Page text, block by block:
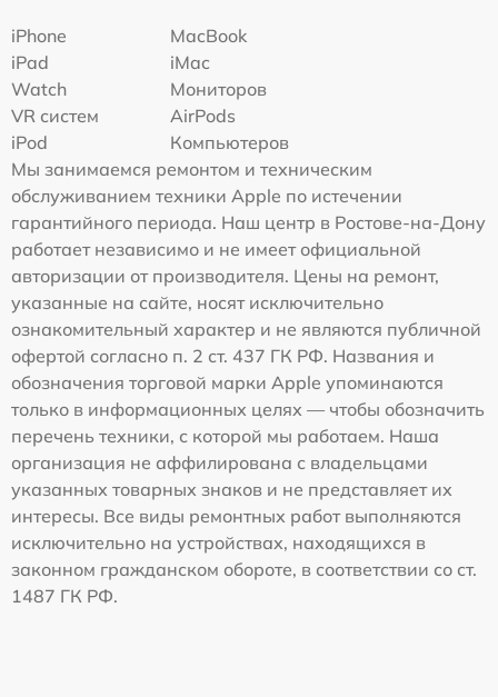
iPhone
MacBook
iPad
iMac
Watch
Мониторов
VR систем
AirPods
iPod
Компьютеров
Мы занимаемся ремонтом и техническим
обслуживанием техники Apple по истечении
гарантийного периода. Наш центр в Ростове-на-Дону
работает независимо и не имеет официальной
авторизации от производителя. Цены на ремонт,
указанные на сайте, носят исключительно
ознакомительный характер и не являются публичной
офертой согласно п. 2 ст. 437 ГК РФ. Названия и
обозначения торговой марки Apple упоминаются
только в информационных целях — чтобы обозначить
перечень техники, с которой мы работаем. Наша
организация не аффилирована с владельцами
указанных товарных знаков и не представляет их
интересы. Все виды ремонтных работ выполняются
исключительно на устройствах, находящихся в
законном гражданском обороте, в соответствии со ст.
1487 ГК РФ.